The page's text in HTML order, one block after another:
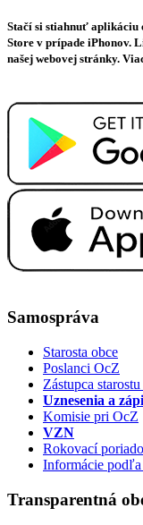
Stačí si stiahnuť aplikáciu
Store v prípade iPhonov.
našej webovej stránky.
Samospráva
Starosta obce
Poslanci OcZ
Zástupca
Uznesenia a
Komisie pri OcZ
VZN
Rokovací
Informácie
Transparentná